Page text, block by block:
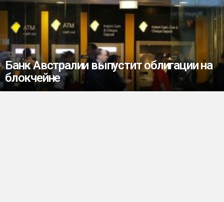
Банк Австралии выпустит облигации на
блокчейне